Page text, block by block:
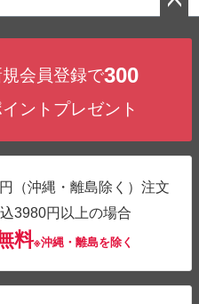
規会員登録で300
ントプレゼント
（沖縄・離島除く）注文
3980円以上の場合
料※沖縄・離島を除く